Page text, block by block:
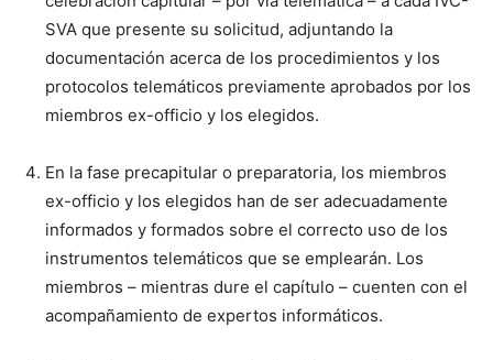
SVA que presente su solicitud, adjuntando la
documentación acerca de los procedimientos y los
protocolos telemáticos previamente aprobados por los
miembros ex-officio y los elegidos.
En la fase precapitular o preparatoria, los miembros
ex-officio y los elegidos han de ser adecuadamente
informados y formados sobre el correcto uso de los
instrumentos telemáticos que se emplearán. Los
miembros – mientras dure el capítulo – cuenten con el
acompañamiento de expertos informáticos.